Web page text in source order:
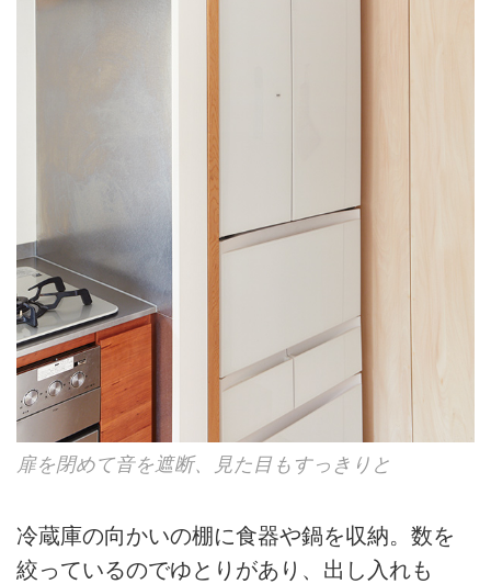
扉を閉めて音を遮断、見た目もすっきりと
冷蔵庫の向かいの棚に食器や鍋を収納。数を
絞っているのでゆとりがあり、出し入れも